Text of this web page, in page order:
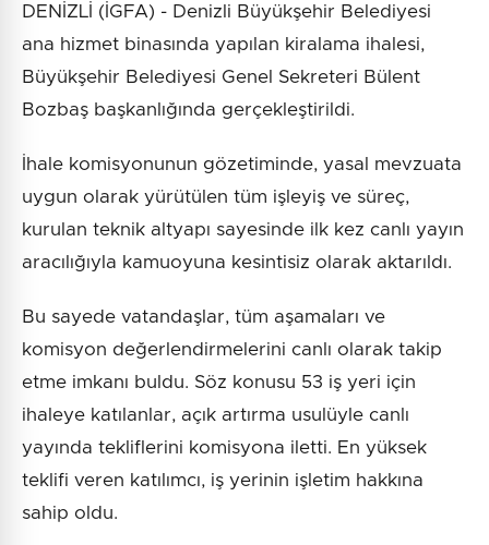
DENİZLİ (İGFA) - Denizli Büyükşehir Belediyesi
ana hizmet binasında yapılan kiralama ihalesi,
Büyükşehir Belediyesi Genel Sekreteri Bülent
Bozbaş başkanlığında gerçekleştirildi.
İhale komisyonunun gözetiminde, yasal mevzuata
uygun olarak yürütülen tüm işleyiş ve süreç,
kurulan teknik altyapı sayesinde ilk kez canlı yayın
aracılığıyla kamuoyuna kesintisiz olarak aktarıldı.
Bu sayede vatandaşlar, tüm aşamaları ve
komisyon değerlendirmelerini canlı olarak takip
etme imkanı buldu. Söz konusu 53 iş yeri için
ihaleye katılanlar, açık artırma usulüyle canlı
yayında tekliflerini komisyona iletti. En yüksek
teklifi veren katılımcı, iş yerinin işletim hakkına
sahip oldu.